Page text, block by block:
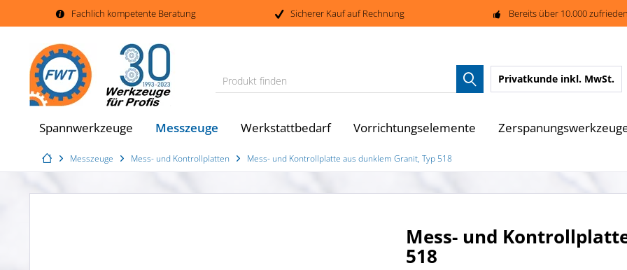
Fachlich kompetente Beratung Sicherer Kauf auf Rechnung Bereits über 10.000
Produkt finden Privatkunde inkl. MwSt.
Spannwerkzeuge Messzeuge Werkstattbedarf Vorrichtungselemente
Messzeuge Mess- und Kontrollplatten Mess- und Kontrollplatte aus dunklem Granit, Typ 518
Mess- und
518